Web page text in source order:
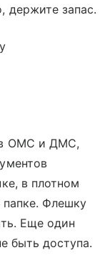
держите запас.
ОМС и ДМС,
в плотном
Флешку
Еще один
быть доступа.